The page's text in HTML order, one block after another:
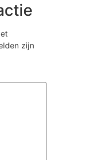
zijn